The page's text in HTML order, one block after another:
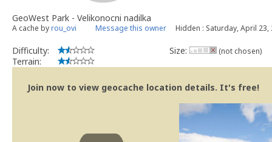
GeoWest Park - Velikonocni nadilka
A cache byrou_ovi Message this owner Hidden : Saturday, April 23,
Difficulty:
Terrain:
Size: (not chosen)
Join now to view geocache location details. It's free!